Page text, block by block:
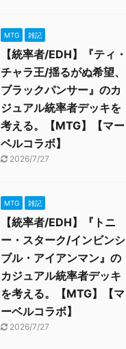
MTG 雑記
【統率者/EDH】『ティ・
チャラ王/揺るがぬ希望、
ブラックパンサー』のカ
ジュアル統率者デッキを
考える。【MTG】【マー
ベルコラボ】
2026/7/27
MTG 雑記
【統率者/EDH】『トニ
ー・スターク/インビンシ
ブル・アイアンマン』の
カジュアル統率者デッキ
を考える。【MTG】【マ
ーベルコラボ】
2026/7/27